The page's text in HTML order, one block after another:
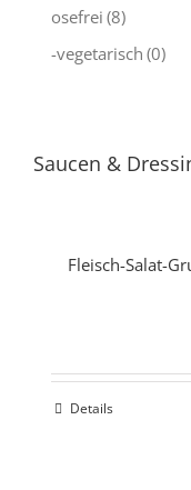
Laktosefrei (8)
Ovo-vegetarisch (0)
Saucen &
Fleisch-Salat-
Details